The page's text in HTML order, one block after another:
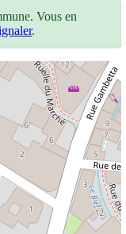
Vous en
.